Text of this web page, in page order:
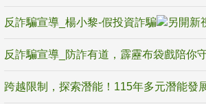
反詐騙宣導_楊小黎-假投資詐騙